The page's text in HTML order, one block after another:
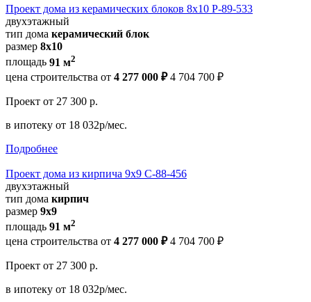
Проект дома из керамических блоков 8х10 Р-89-533
двухэтажный
тип дома керамический блок
размер 8х10
площадь 91 м2
цена строительства от 4 277 000 ₽ 4 704 700 ₽
Проект от 27 300 р.
в ипотеку от 18 032р/мес.
Подробнее
Проект дома из кирпича 9х9 С-88-456
двухэтажный
тип дома кирпич
размер 9х9
площадь 91 м2
цена строительства от 4 277 000 ₽ 4 704 700 ₽
Проект от 27 300 р.
в ипотеку от 18 032р/мес.